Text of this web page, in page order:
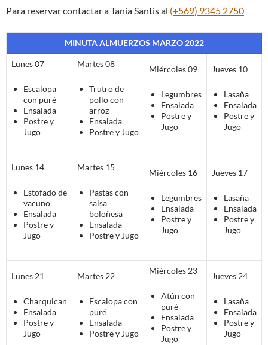
Para reservar contactar a Tania Santis al (+569) 9345 2750
MINUTA ALMUERZOS MARZO 2022
Lunes 07
Escalopa
con puré
Ensalada
Postre y
Jugo
Martes 08
Trutro de
pollo con
arroz
Ensalada
Postre y Jugo
Miércoles 09
Legumbres
Ensalada
Postre y
Jugo
Jueves 10
Lasaña
Ensalada
Postre y
Jugo
Lunes 14
Estofado de
vacuno
Ensalada
Postre y
Jugo
Martes 15
Pastas con
salsa
boloñesa
Ensalada
Postre y Jugo
Miércoles 16
Legumbres
Ensalada
Postre y
Jugo
Jueves 17
Lasaña
Ensalada
Postre y
Jugo
Lunes 21
Charquican
Ensalada
Postre y
Jugo
Martes 22
Escalopa con
puré
Ensalada
Postre y Jugo
Miércoles 23
Atún con
puré
Ensalada
Postre y
Jugo
Jueves 24
Lasaña
Ensalada
Postre y
Jugo